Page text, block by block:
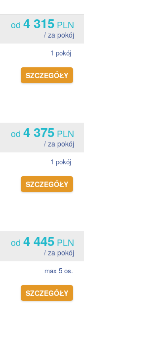
od 4 315 PLN
/ za pokój
1 pokój
SZCZEGÓŁY
od 4 375 PLN
/ za pokój
1 pokój
SZCZEGÓŁY
od 4 445 PLN
/ za pokój
max 5 os.
SZCZEGÓŁY